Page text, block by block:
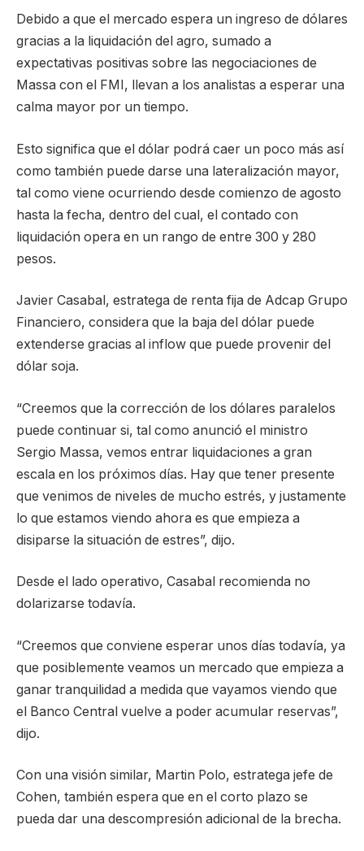
Debido a que el mercado espera un ingreso de dólares
gracias a la liquidación del agro, sumado a
expectativas positivas sobre las negociaciones de
Massa con el FMI, llevan a los analistas a esperar una
calma mayor por un tiempo.
Esto significa que el dólar podrá caer un poco más así
como también puede darse una lateralización mayor,
tal como viene ocurriendo desde comienzo de agosto
hasta la fecha, dentro del cual, el contado con
liquidación opera en un rango de entre 300 y 280
pesos.
Javier Casabal, estratega de renta fija de Adcap Grupo
Financiero, considera que la baja del dólar puede
extenderse gracias al inflow que puede provenir del
dólar soja.
“Creemos que la corrección de los dólares paralelos
puede continuar si, tal como anunció el ministro
Sergio Massa, vemos entrar liquidaciones a gran
escala en los próximos días. Hay que tener presente
que venimos de niveles de mucho estrés, y justamente
lo que estamos viendo ahora es que empieza a
disiparse la situación de estres”, dijo.
Desde el lado operativo, Casabal recomienda no
dolarizarse todavía.
“Creemos que conviene esperar unos días todavía, ya
que posiblemente veamos un mercado que empieza a
ganar tranquilidad a medida que vayamos viendo que
el Banco Central vuelve a poder acumular reservas”,
dijo.
Con una visión similar, Martin Polo, estratega jefe de
Cohen, también espera que en el corto plazo se
pueda dar una descompresión adicional de la brecha.